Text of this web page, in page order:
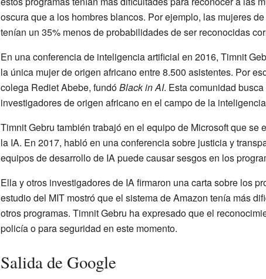
oscura que a los hombres blancos. Por ejemplo, las mujeres
tenían un 35% menos de probabilidades de ser reconocidas
En una conferencia de inteligencia artificial en 2016, Timnit
la única mujer de origen africano entre 8.500 asistentes. Por
colega Rediet Abebe, fundóBlack in AI. Esta comunidad
investigadores de origen africano en el campo de la
Timnit Gebru también trabajó en el equipo de Microsoft que
la IA. En 2017, habló en una conferencia sobre justicia y
equipos de desarrollo de IA puede causar sesgos en los
Ella y otros investigadores de IA firmaron una carta sobre los
estudio del MIT mostró que el sistema de Amazon tenía más
otros programas. Timnit Gebru ha expresado que el
policía o para seguridad en este momento.
Salida de Google